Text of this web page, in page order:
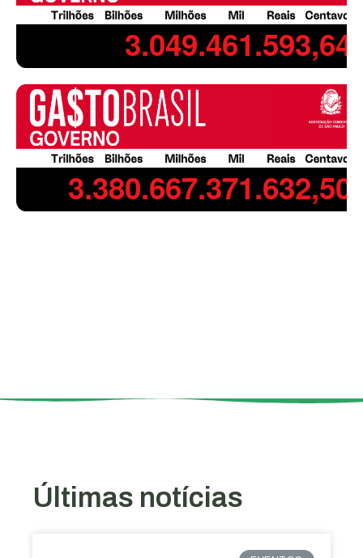
Últimas notícias